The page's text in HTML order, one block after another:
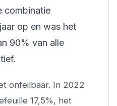
combinatie
op en was het
90% van alle
onfeilbaar. In 2022
17,5%, het